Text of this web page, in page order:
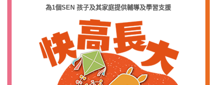
為1個SEN 孩子及其家庭提供輔導及學習支援